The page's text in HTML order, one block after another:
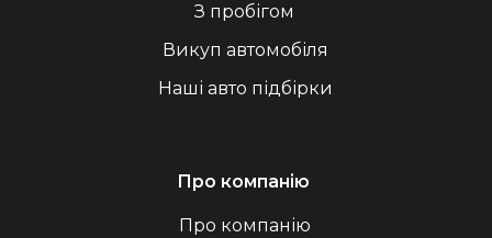
З пробігом
Викуп автомобіля
Наші авто підбірки
Про компанію
Про компанію